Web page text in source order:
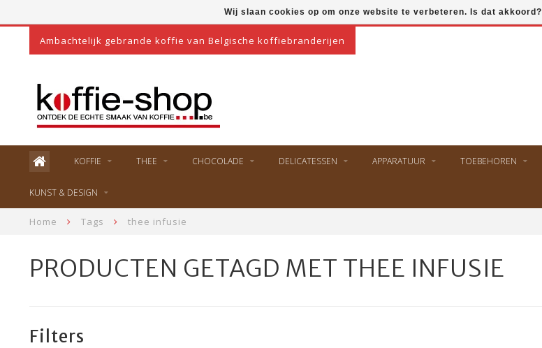
Ambachtelijk gebrande koffie van Belgische koffiebranderijen
KOFFIE THEE CHOCOLADE DELICATESSEN APPARATUUR TOEBEHOREN
KUNST & DESIGN
Home Tags thee infusie
PRODUCTEN GETAGD MET THEE INFUSIE
Filters
Wij slaan cookies op om onze website te verbeteren. Is dat akkoord?